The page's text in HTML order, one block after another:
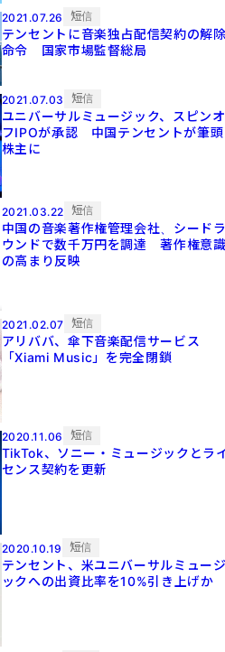
2021.07.26 短信
テンセントに音楽独占配信契約の解
命令 国家市場監督総局
2021.07.03 短信
ユニバーサルミュージック、スピンオ
フIPOが承認 中国テンセントが筆頭
株主に
2021.03.22 短信
中国の音楽著作権管理会社、シード
ウンドで数千万円を調達 著作権意
の高まり反映
2021.02.07 短信
アリババ、傘下音楽配信サービス
「Xiami Music」を完全閉鎖
2020.11.06 短信
TikTok、ソニー・ミュージックとラ
センス契約を更新
2020.10.19 短信
テンセント、米ユニバーサルミュー
ックへの出資比率を10%引き上げか